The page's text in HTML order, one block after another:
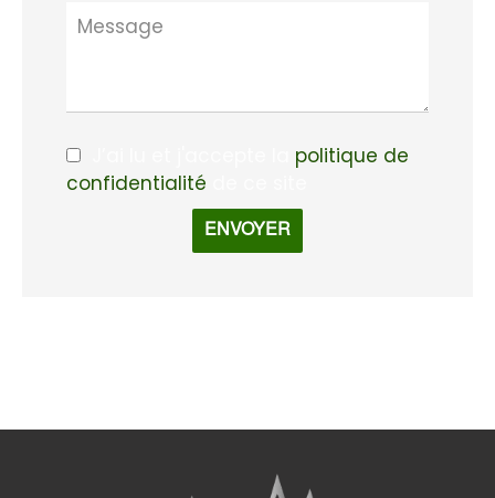
politique de
confidentialité
ENVOYER